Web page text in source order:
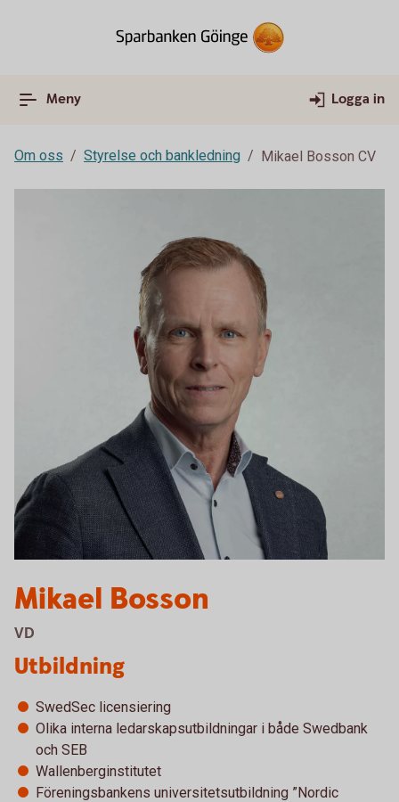
Meny Logga in
Om oss Styrelse och bankledning Mikael Bosson CV
Mikael Bosson
VD
Utbildning
SwedSec licensiering
Olika interna ledarskapsutbildningar i både Swedbank
och SEB
Wallenberginstitutet
Föreningsbankens universitetsutbildning ”Nordic